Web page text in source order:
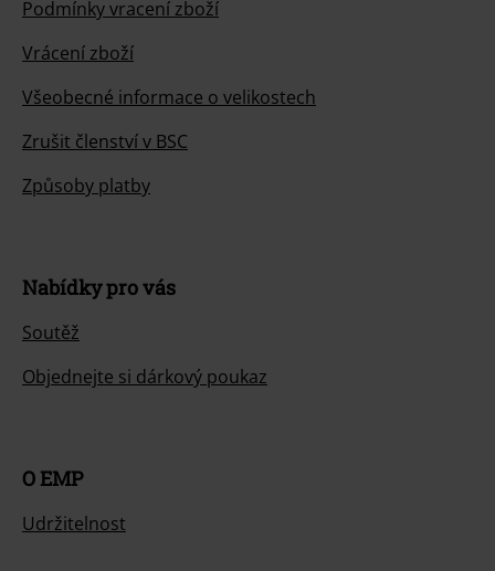
Podmínky vracení zboží
Vrácení zboží
Všeobecné informace o velikostech
Zrušit členství v BSC
Způsoby platby
Nabídky pro vás
Soutěž
Objednejte si dárkový poukaz
O EMP
Udržitelnost